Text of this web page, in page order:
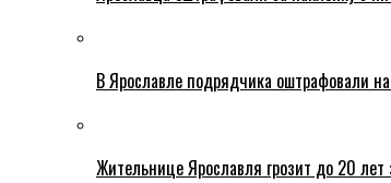
В Ярославле подрядчика оштрафовали
Жительнице Ярославля грозит до 20 лет